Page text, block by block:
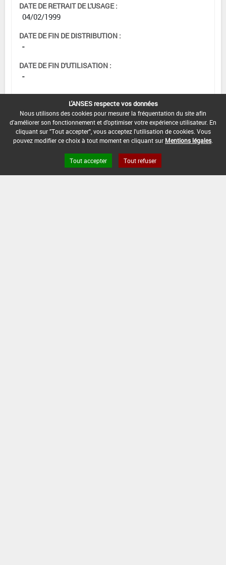
DATE DE RETRAIT DE L'USAGE :
04/02/1999
DATE DE FIN DE DISTRIBUTION :
-
DATE DE FIN D'UTILISATION :
-
[15103208] Seigle*Trt Part.Aer.*Rouille(s)
D'APPLICATION
DÉLAIS AVANT
RÉCOLTE
2,5 L/ha - -
L'ANSES respecte vos données
Nous utilisons des cookies pour mesurer la fréquentation du site afin
d'améliorer son fonctionnement et d'optimiser votre expérience utilisateur. En
cliquant sur "Tout accepter", vous acceptez l'utilisation de cookies. Vous
pouvez modifier ce choix à tout moment en cliquant sur Mentions légales
Tout accepter Tout refuser